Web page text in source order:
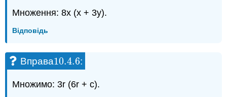
Множення: 8x (x + 3y).
Відповідь
Вправа10.4.6
10.4.6:
Множимо: 3r (6r + с).